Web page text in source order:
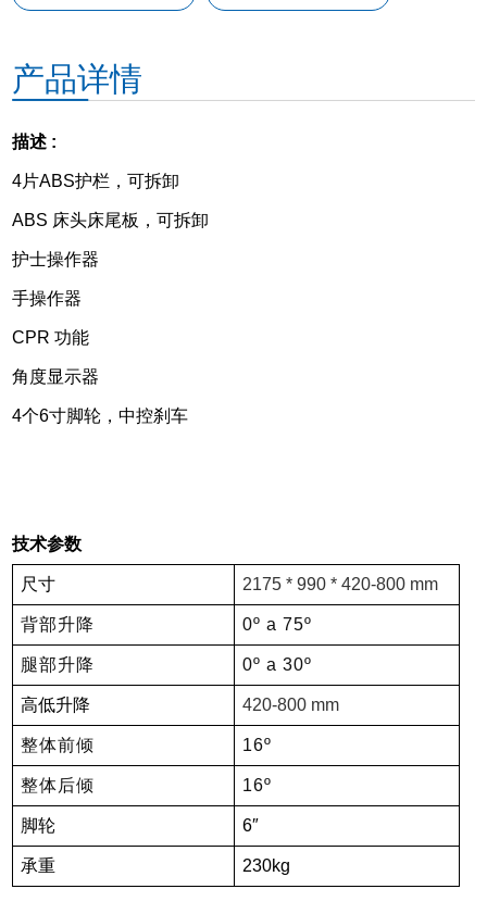
产品详情
描述 :
4片ABS护栏，可拆卸
ABS 床头床尾板，可拆卸
护士操作器
手操作器
CPR 功能
角度显示器
4个6寸脚轮，中控刹车
技术参数
尺寸 2175 * 990 * 420-800 mm
背部升降 0º a 75º
腿部升降 0º a 30º
高低升降 420-800 mm
整体前倾 16º
整体后倾 16º
脚轮 6″
承重 230kg